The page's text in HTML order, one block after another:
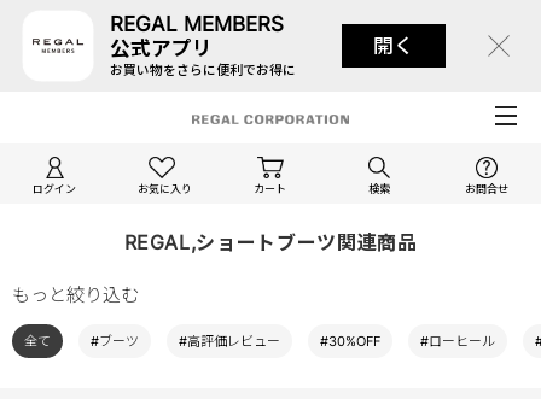
REGAL MEMBERS
公式アプリ
お買い物をさらに便利でお得に
開く
ログイン お気に入り カート 検索 お問合せ
REGAL,ショートブーツ関連商品
もっと絞り込む
全て #ブーツ #高評価レビュー #30%OFF #ローヒール